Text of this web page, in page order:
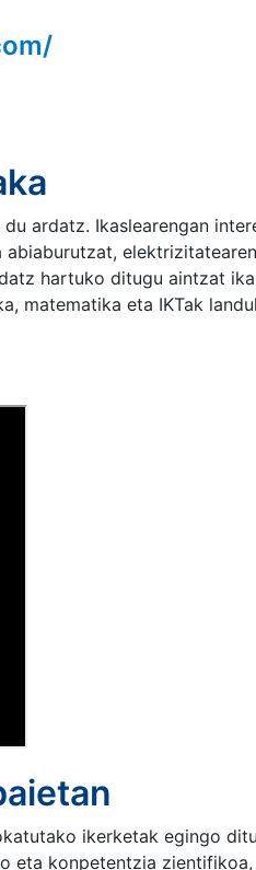
ardatz. Ikaslearengan
elektrizitatearen
hartuko ditugu aintzat
matematika eta IKTak
ikerketak egingo
eta konpetentzia zientifikoa,